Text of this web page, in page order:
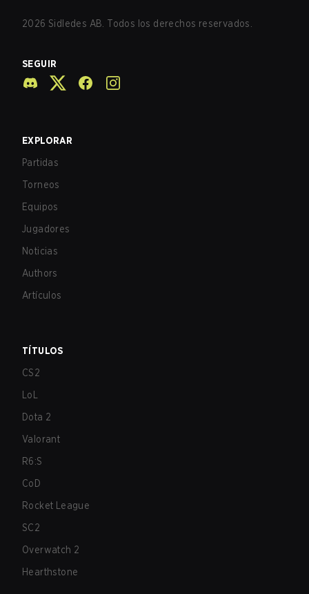
2026 Sidledes AB. Todos los derechos reservados.
SEGUIR
EXPLORAR
Partidas
Torneos
Equipos
Jugadores
Noticias
Authors
Artículos
TÍTULOS
CS2
LoL
Dota 2
Valorant
R6:S
CoD
Rocket League
SC2
Overwatch 2
Hearthstone